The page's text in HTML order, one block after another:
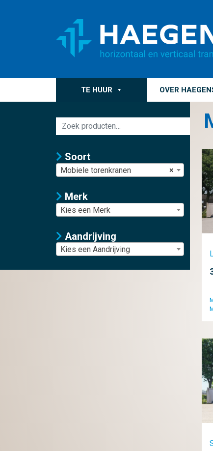
TE HUUR OVER
Zoeken
naar:
Soort
×
Mobiele torenkranen
Merk
Kies een Merk
Aandrijving
Kies een Aandrijving